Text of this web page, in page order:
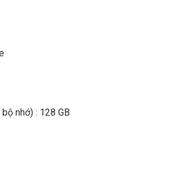
nhớ) : 128 GB